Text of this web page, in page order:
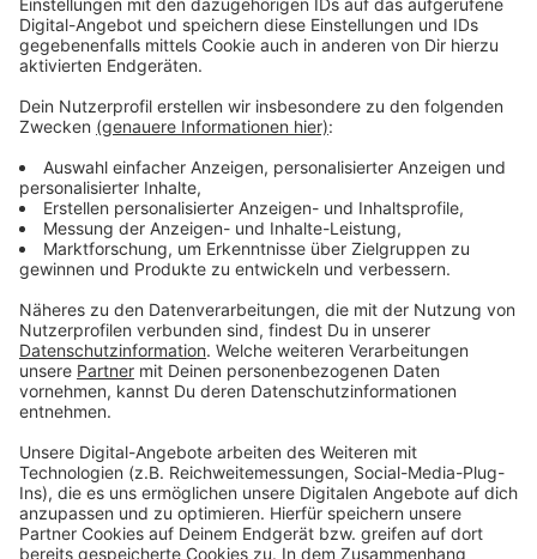
Unternehmens zu heben“.
Mit dieser Wahl dürften die Aktionäre von Bayer
zufrieden sein. Sie hatten zuletzt noch gefordert, dass
es schnell einen Nachfolger für Baumann geben soll
und dass der von außen ins Unternehmen kommen
muss.
Anzeige
Weitere Meldungen aus Leverkusen
Anzeige
Sabotage im Stellwerk Küppersteg: Ermittlungen
gehen weiter
Falsche Wasserwerker beklauen Seniorin in Opladen
Leverkusener Unterkünfte für Geflüchtete am Limit